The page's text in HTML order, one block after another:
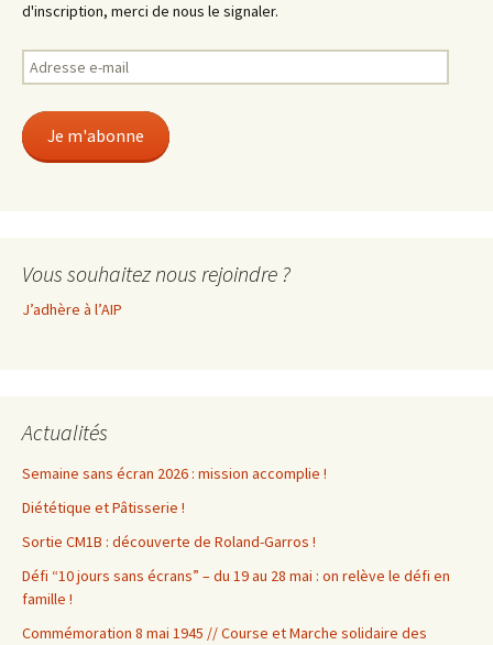
d'inscription, merci de nous le signaler.
Adresse
e-
Je m'abonne
Vous souhaitez nous rejoindre ?
J’adhère à l’AIP
Actualités
Semaine sans écran 2026 : mission accomplie !
Diététique et Pâtisserie !
Sortie CM1B : découverte de Roland-Garros !
Défi “10 jours sans écrans” – du 19 au 28 mai : on relève le défi en
famille !
Commémoration 8 mai 1945 // Course et Marche solidaire des